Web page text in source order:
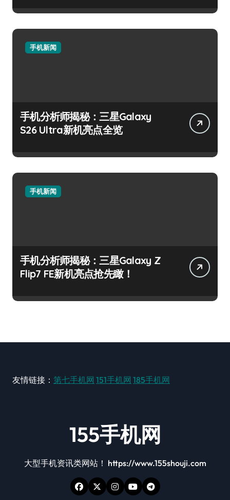
手机新闻
手机分析师揭秘：三星Galaxy
S26 Ultra新机亮点全览
手机新闻
手机分析师揭秘：三星Galaxy Z
Flip7 FE新机亮点抢先瞰！
友情链接： 第七手机网 151手机网 185手机网
155手机网
大型手机资讯类网站！ https://www.155shouji.com